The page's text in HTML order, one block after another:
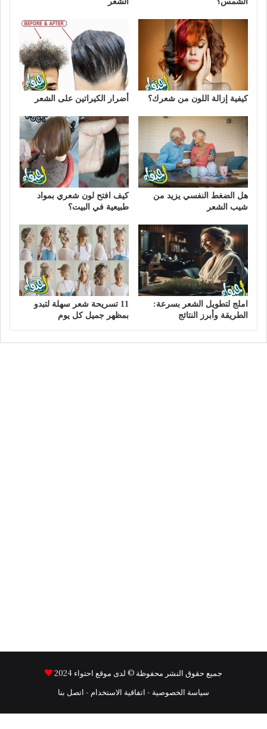
كيفية إزالة اللون من شعرك؟ أضرار الكيراتين على الشعر
هل الضغط النفسي يزيد من
شيب الشعر
كيف افتح لون شعري بمواد
طبيعية في البيت؟
املج لتطويل الشعر بسرعة:
الطريقة وأبرز النتائج
11 تسريحة شعر سهلة لتبدو
بمظهر جميل كل يوم
جميع حقوق النشر محفوظة © لدى موقع احتواء 2024
سياسة الخصوصية - اتفاقية الاستخدام - اتصل بنا